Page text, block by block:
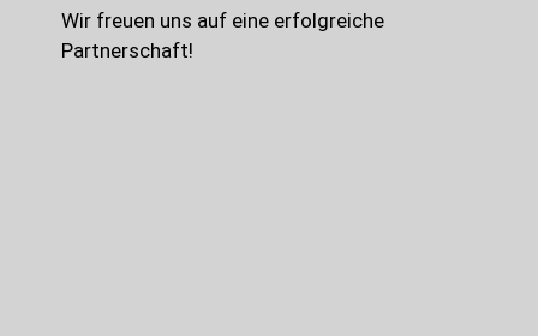
Wir freuen uns auf eine erfolgreiche
Partnerschaft!